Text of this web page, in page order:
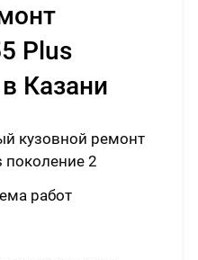
Plus
Казани
кузовной ремонт
поколение 2
работ